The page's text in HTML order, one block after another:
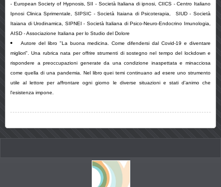
- European Society of Hypnosis, SII - Società Italiana di ipnosi, CIICS - Centro Italiano
Ipnosi Clinica Sprimentale, SIPSIC - Società Itaiana di Psicoterapia, SIUD - Società
Itaiana di Urodinamica, SIPNEI - Società Italiana di Psico-Neuro-Endocrino Imunologia,
AISD - Associazione Italiana per lo Studio del Dolore
Autore del libro "La buona medicina. Come difendersi dal Covid-19 e diventare
migliori". Una rubrica nata per offrire strumenti di sostegno nel tempo del lockdown e
rispondere a preoccupazioni generate da una condizione inaspettata e minacciosa
come quella di una pandemia. Nel libro quei temi continuano ad esere uno strumento
utile al lettore per affrontare ogni giorno le diverse situazioni e stati d'animo che
l'esistenza impone.